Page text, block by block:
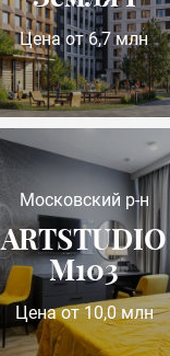
Цена от 6,7 млн
Московский р-н
ARTSTUDIO
М103
Цена от 10,0 млн